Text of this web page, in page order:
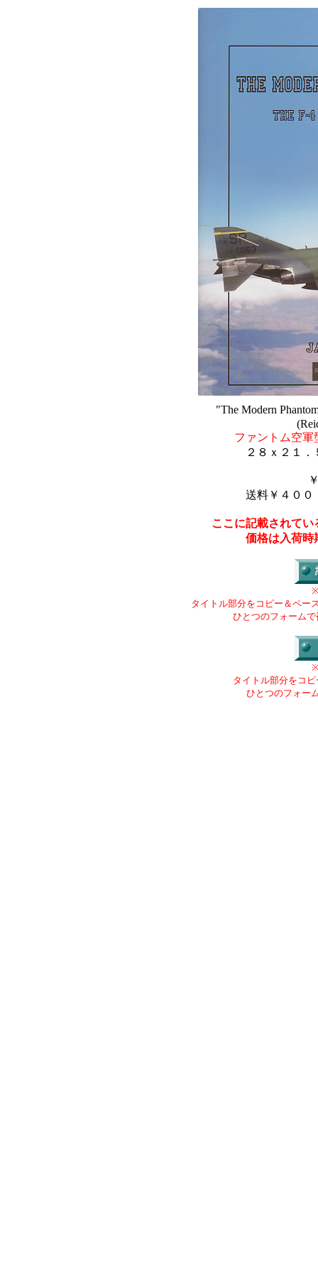
"The Modern
ファントム空軍
２８ｘ２１
送料￥４００
ここに記載されて
価格は入荷時
タイトル部分をコピー＆ペー
ひとつのフォーム
タイトル部分をコ
ひとつのフォー